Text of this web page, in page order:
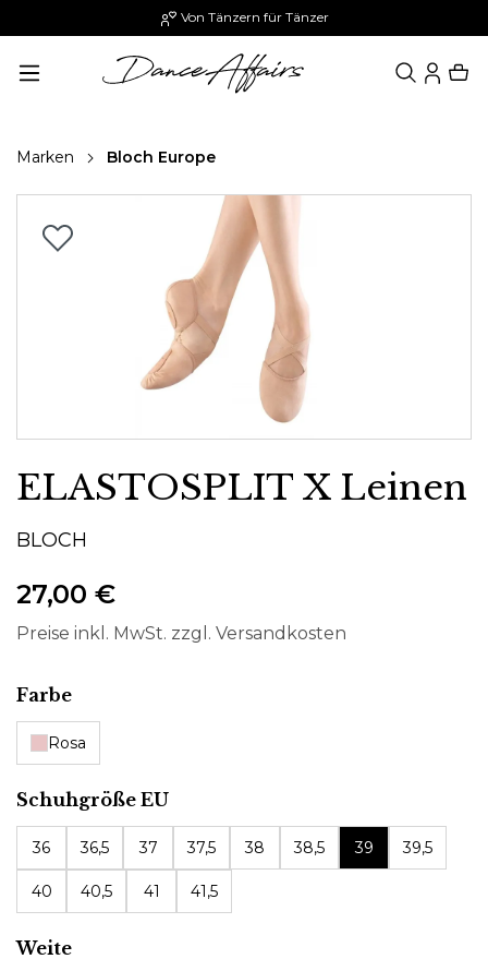
Von Tänzern für Tänzer
Marken Bloch Europe
Bildergalerie überspringen
ELASTOSPLIT X Leinen
BLOCH
27,00 €
Preise inkl. MwSt. zzgl. Versandkosten
Farbeauswählen
Rosa
Schuhgröße EUauswählen
36 36,5 37 37,5 38 38,5 39 39,5
40 40,5 41 41,5
Weiteauswählen